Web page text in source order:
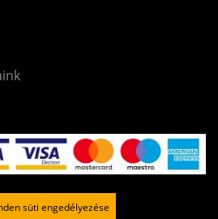
süti engedélyezése